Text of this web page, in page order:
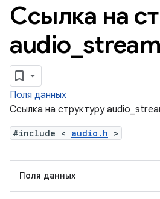
Ссылка на
audio stream
Поля данных
Ссылка на структуру
#include < audio.h >
Поля данных